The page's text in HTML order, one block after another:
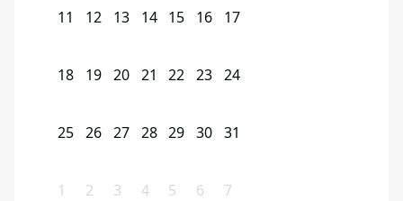
11 12 13 14 15 16 17
18 19 20 21 22 23 24
25 26 27 28 29 30 31
1 2 3 4 5 6 7